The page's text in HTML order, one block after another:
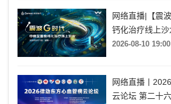
网络直播|【震
钙化治疗线上沙
2026-08-10
网络直播丨
云论坛 第二十